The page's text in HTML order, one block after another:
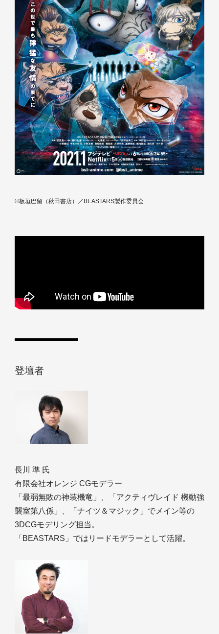
©板垣巴留（秋田書店）／BEASTARS製作委員会
登壇者
長川 準 氏
有限会社オレンジ CGモデラー
「最弱無敗の神装機竜」、「アクティヴレイド 機動強
襲室第八係」、「ナイツ＆マジック」でメイン等の
3DCGモデリング担当。
「BEASTARS」ではリードモデラーとして活躍。